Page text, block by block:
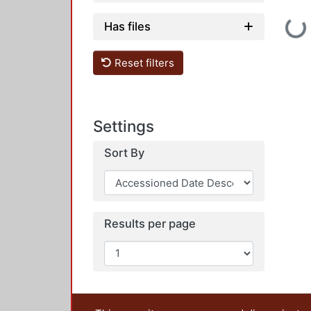
Has files
Reset filters
Settings
Sort By
Results per page
Loading...